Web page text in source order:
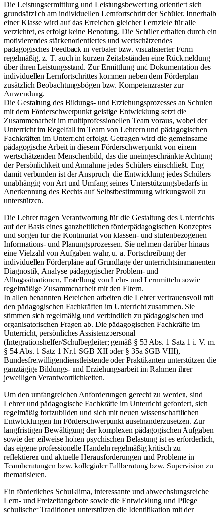
Die Leistungsermittlung und Leistungsbewertung orientiert sich
grundsätzlich am individuellen Lernfortschritt der Schüler. Innerhalb
einer Klasse wird auf das Erreichen gleicher Lernziele für alle
verzichtet, es erfolgt keine Benotung. Die Schüler erhalten durch ein
motivierendes stärkenorientiertes und wertschätzendes
pädagogisches Feedback in verbaler bzw. visualisierter Form
regelmäßig, z. T. auch in kurzen Zeitabständen eine Rückmeldung
über ihren Leistungsstand. Zur Ermittlung und Dokumentation des
individuellen Lernfortschrittes kommen neben dem Förderplan
zusätzlich Beobachtungsbögen bzw. Kompetenzraster zur
Anwendung.
Die Gestaltung des Bildungs- und Erziehungsprozesses an Schulen
mit dem Förderschwerpunkt geistige Entwicklung setzt die
Zusammenarbeit im multiprofessionellen Team voraus, wobei der
Unterricht im Regelfall im Team von Lehrern und pädagogischen
Fachkräften im Unterricht erfolgt. Getragen wird die gemeinsame
pädagogische Arbeit in diesem Förderschwerpunkt von einem
wertschätzenden Menschenbild, das die uneingeschränkte Achtung
der Persönlichkeit und Annahme jedes Schülers einschließt. Eng
damit verbunden ist der Anspruch, die Entwicklung jedes Schülers
unabhängig von Art und Umfang seines Unterstützungsbedarfs in
Anerkennung des Rechts auf Selbstbestimmung wirkungsvoll zu
unterstützen.
Die Lehrer tragen Verantwortung für die Gestaltung des Unterrichts
auf der Basis eines ganzheitlichen förderpädagogischen Konzeptes
und sorgen für die Kontinuität von klassen- und stufenbezogenen
Informations- und Planungsprozessen. Sie nehmen darüber hinaus
eine Vielzahl von Aufgaben wahr, u. a. Fortschreibung der
individuellen Förderpläne auf Grundlage der unterrichtsimmanenten
Diagnostik, Analyse pädagogischer Problem- und
Alltagssituationen, Erstellung von Lehr- und Lernmitteln sowie
regelmäßige Zusammenarbeit mit den Eltern.
In allen benannten Bereichen arbeiten die Lehrer vertrauensvoll mit
den pädagogischen Fachkräften im Unterricht zusammen. Sie
stimmen sich regelmäßig und verbindlich zu pädagogischen und
organisatorischen Fragen ab. Die pädagogischen Fachkräfte im
Unterricht, persönliches Assistenzpersonal
(Integrationshelfer/Schulbegleiter; gemäß § 53 Abs. 1 Satz 1 i. V. m.
§ 54 Abs. 1 Satz 1 Nr.1 SGB XII oder § 35a SGB VIII),
Bundesfreiwilligendienstleistende oder Praktikanten unterstützen die
ganztägige Bildungs- und Erziehungsarbeit im Rahmen ihrer
jeweiligen Verantwortlichkeiten.
Um den umfangreichen Anforderungen gerecht zu werden, sind
Lehrer und pädagogische Fachkräfte im Unterricht gefordert, sich
regelmäßig fortzubilden und sich mit neuen wissenschaftlichen
Entwicklungen im Förderschwerpunkt auseinanderzusetzen. Zur
langfristigen Bewältigung der komplexen pädagogischen Aufgaben
sowie der teilweise hohen psychischen Belastung ist es erforderlich,
das eigene professionelle Handeln regelmäßig kritisch zu
reflektieren und aktuelle Herausforderungen und Probleme in
Teamberatungen bzw. kollegialer Fallberatung bzw. Supervision zu
thematisieren.
Ein förderliches Schulklima, interessante und abwechslungsreiche
Lern- und Freizeitangebote sowie die Entwicklung und Pflege
schulischer Traditionen unterstützen die Identifikation mit der